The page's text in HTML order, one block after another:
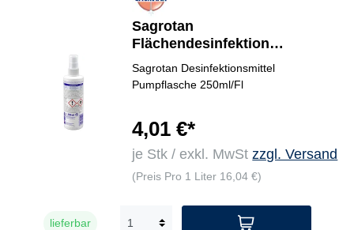
Sagrotan
Flächendesinfektion
Hygiene Spray
Sagrotan Desinfektionsmittel
Pumpflasche 250ml/Fl
4,01 €*
je Stk / exkl. MwStzzgl. Versand
(Preis Pro 1 Liter 16,04 €)
lieferbar